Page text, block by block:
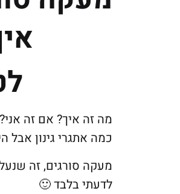
מה זה איך? אם זה
כמה אתגרי גינון אבל
מעקה סורגים, זה
לדעתי בלבד 🙂